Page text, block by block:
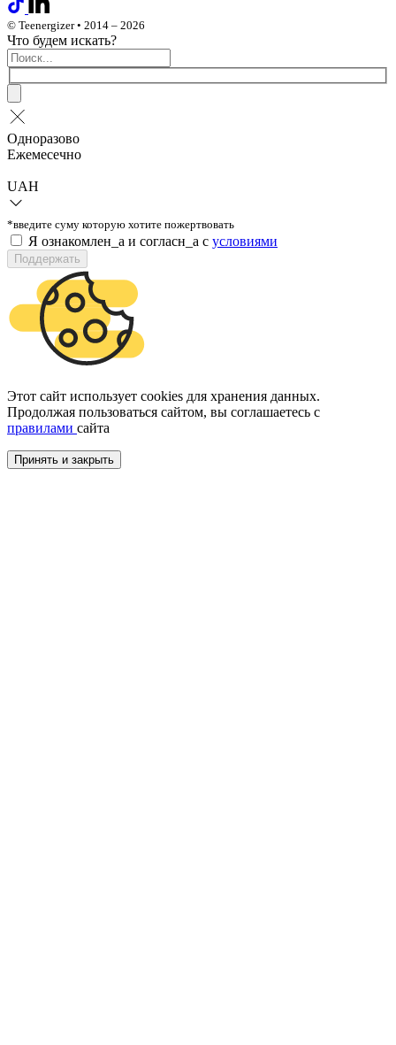
© Teenergizer • 2014 – 2026
Что будем искать?
Одноразово
Ежемесечно
UAH
*введите суму которую хотите пожертвовать
Я ознакомлен_а и согласн_а c условиями
Поддержать
Этот сайт использует cookies для хранения данных.
Продолжая пользоваться сайтом, вы соглашаетесь с
правилами сайта
Принять и закрыть